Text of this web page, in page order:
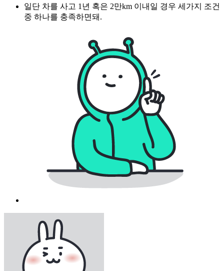
일단 차를 사고 1년 혹은 2만km 이내일 경우 세가지 조건
중 하나를 충족하면돼.